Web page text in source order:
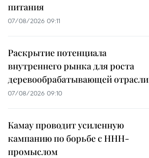
питания
07/08/2026 09:11
Раскрытие потенциала
внутреннего рынка для роста
деревообрабатывающей отрасли
07/08/2026 09:10
Камау проводит усиленную
кампанию по борьбе с ННН-
промыслом